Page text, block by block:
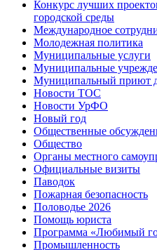
Конкурс лучших
городской среды
Международное
Молодежная политика
Муниципальные услуги
Муниципальные
Муниципальный приют
Новости ТОС
Новости УрФО
Новый год
Общественные
Общество
Органы местного
Официальные визиты
Паводок
Пожарная безопасность
Половодье 2026
Помощь юриста
Программа «Любимый
Промышленность